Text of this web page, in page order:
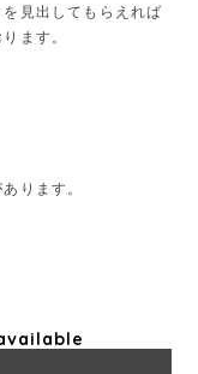
見出してもらえれば
ます。
ります。